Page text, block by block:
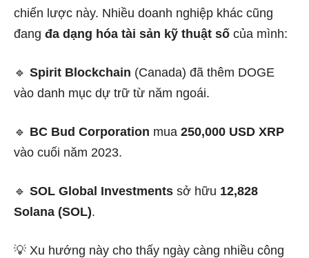
chiến lược này. Nhiều doanh nghiệp khác cũng
đang đa dạng hóa tài sản kỹ thuật số của mình:
🔹 Spirit Blockchain (Canada) đã thêm DOGE
vào danh mục dự trữ từ năm ngoái.
🔹 BC Bud Corporation mua 250,000 USD XRP
vào cuối năm 2023.
🔹 SOL Global Investments sở hữu 12,828
Solana (SOL).
💡 Xu hướng này cho thấy ngày càng nhiều công